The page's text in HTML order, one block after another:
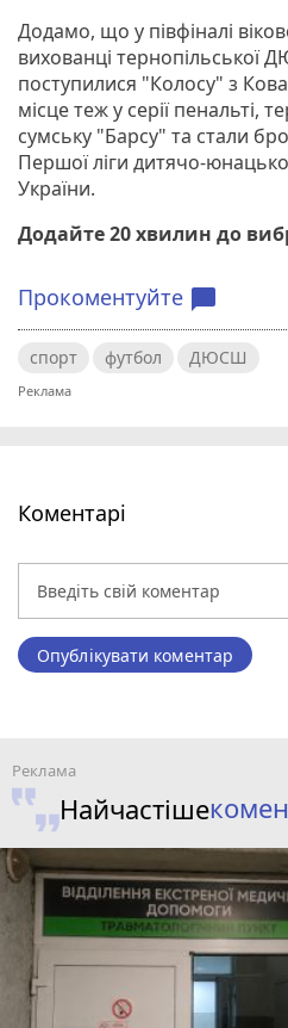
Додамо, що у півфіналі
вихованці тернопільської
поступилися "Колосу" з
місце теж у серії пенальті,
сумську "Барсу" та стали
Першої ліги дитячо-
України.
Додайте 20 хвилин до
Прокоментуйте chat_bubble
спорт футбол ДЮСШ
Коментарі
Опублікувати коментар
Найчастіше